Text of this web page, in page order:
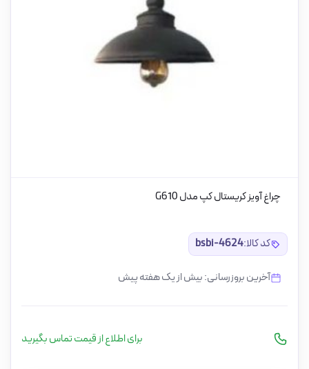
چراغ آویز کریستال کپ مدل G610
کد کالا:bsbi-4624
آخرین بروزرسانی: بیش از یک هفته پیش
برای اطلاع از قیمت تماس بگیرید